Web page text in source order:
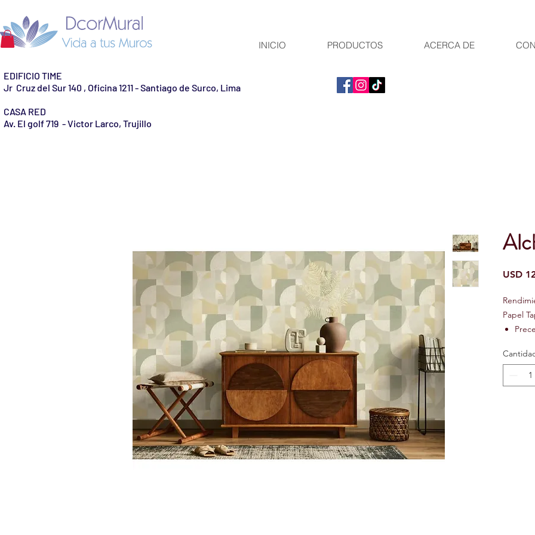
INICIO PRODUCTOS ACERCA DE
EDIFICIO TIME
Jr Cruz del Sur 140 , Oficina 1211 - Santiago de Surco, Lima
CASA RED
Av. El golf 719 - Victor Larco, Trujillo
USD
Papel